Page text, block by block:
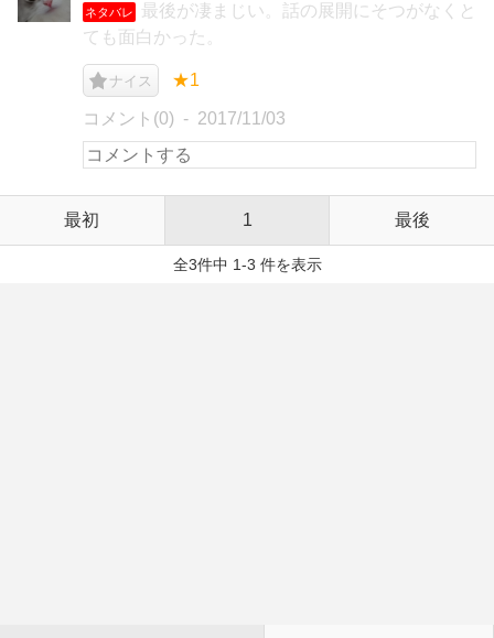
ネタバレ
最後が凄まじい。話の展開にそつがなくと
ても面白かった。
ナイス ★1
コメント(0) 2017/11/03
最初 1 最後
全3件中 1-3 件を表示